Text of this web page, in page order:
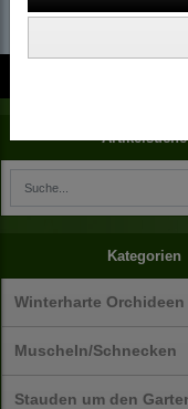
Artikelsuche
Kategorien
Winterharte Orchideen
Muscheln/Schnecken
Stauden um den